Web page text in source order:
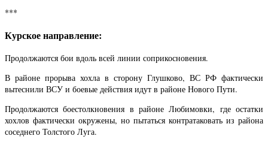
***
Курское направление:
Продолжаются бои вдоль всей линии соприкосновения.
В районе прорыва хохла в сторону Глушково, ВС РФ фактически
вытеснили ВСУ и боевые действия идут в районе Нового Пути.
Продолжаются боестолкновения в районе Любимовки, где остатки
хохлов фактически окружены, но пытаться контратаковать из района
соседнего Толстого Луга.